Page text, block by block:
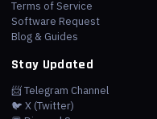
Terms of Service
Software Request
Blog & Guides
Stay Updated
📨 Telegram Channel
🐦 X (Twitter)